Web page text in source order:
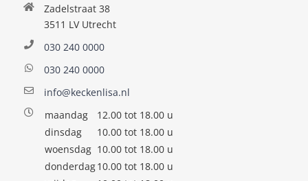
Zadelstraat 38
3511 LV Utrecht
030 240 0000
030 240 0000
info@keckenlisa.nl
maandag
12.00 tot 18.00 u
dinsdag
10.00 tot 18.00 u
woensdag 10.00 tot 18.00 u
donderdag10.00 tot 18.00 u